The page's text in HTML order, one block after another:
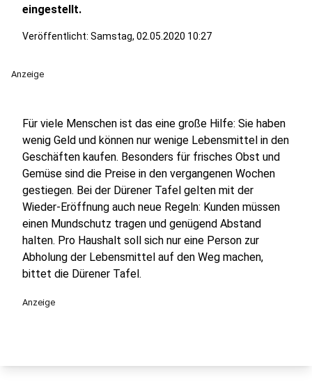
eingestellt.
Veröffentlicht: Samstag, 02.05.2020 10:27
Anzeige
Für viele Menschen ist das eine große Hilfe: Sie haben
wenig Geld und können nur wenige Lebensmittel in den
Geschäften kaufen. Besonders für frisches Obst und
Gemüse sind die Preise in den vergangenen Wochen
gestiegen. Bei der Dürener Tafel gelten mit der
Wieder-Eröffnung auch neue Regeln: Kunden müssen
einen Mundschutz tragen und genügend Abstand
halten. Pro Haushalt soll sich nur eine Person zur
Abholung der Lebensmittel auf den Weg machen,
bittet die Dürener Tafel.
Anzeige